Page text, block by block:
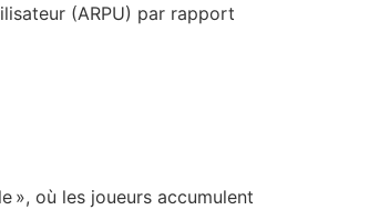
(ARPU) par rapport
», où les joueurs accumulent